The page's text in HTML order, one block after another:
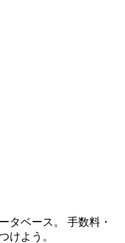
タベース。 手数料・
けよう。